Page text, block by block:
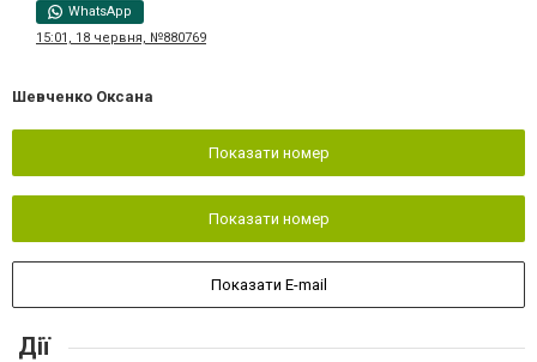
WhatsApp
15:01, 18 червня, №880769
Шевченко Оксана
Показати номер
Показати номер
Показати E-mail
Дії